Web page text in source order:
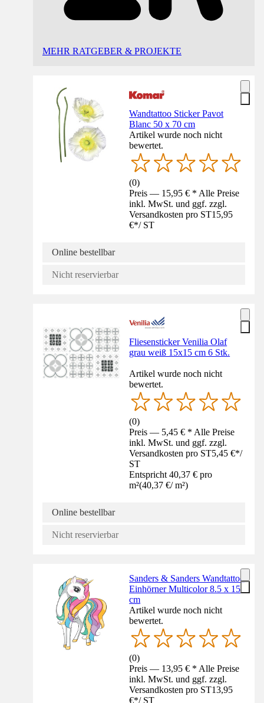
MEHR RATGEBER & PROJEKTE
Wandtattoo Sticker Pavot
Blanc 50 x 70 cm
Artikel wurde noch nicht
bewertet.
(0)
Preis — 15,95 € * Alle Preise
inkl. MwSt. und ggf. zzgl.
Versandkosten pro ST15,95
€*/ ST
Online bestellbar
Nicht reservierbar
Fliesensticker Venilia Olaf
grau weiß 15x15 cm 6 Stk.
Artikel wurde noch nicht
bewertet.
(0)
Preis — 5,45 € * Alle Preise
inkl. MwSt. und ggf. zzgl.
Versandkosten pro ST5,45 €*/
ST
Entspricht 40,37 € pro
m²(40,37 €/ m²)
Online bestellbar
Nicht reservierbar
Sanders & Sanders Wandtattoo
Einhörner Multicolor 8.5 x 15
cm
Artikel wurde noch nicht
bewertet.
(0)
Preis — 13,95 € * Alle Preise
inkl. MwSt. und ggf. zzgl.
Versandkosten pro ST13,95
€*/ ST